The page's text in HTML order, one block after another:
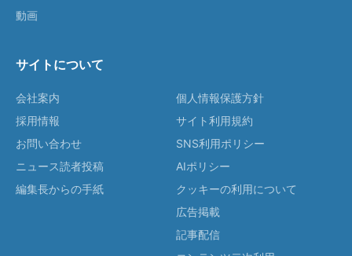
動画
サイトについて
会社案内
採用情報
お問い合わせ
ニュース読者投稿
編集長からの手紙
個人情報保護方針
サイト利用規約
SNS利用ポリシー
AIポリシー
クッキーの利用について
広告掲載
記事配信